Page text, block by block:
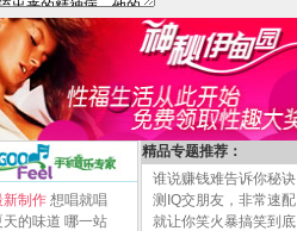
新制作 想唱就唱
天的味道 哪一站
精品专题推荐：
谁说赚钱难告诉你秘诀
测IQ交朋友，非常速配
就让你笑火暴搞笑到底